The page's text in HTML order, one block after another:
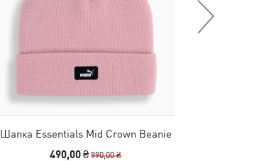
Шапка Essentials Mid Crown Beanie
490,00 ₴990,00 ₴